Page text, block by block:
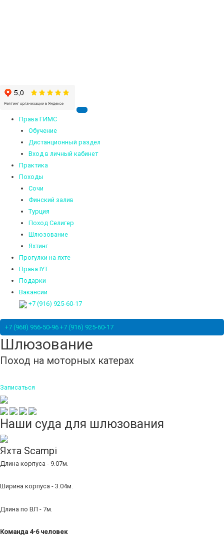
Права ГИМС
Обучение
Дистанционный раздел
Вход в личный кабинет
Практика
Походы
Сочи
Финский залив
Турция
Поход Селигер
Шлюзование
Яхтинг
Прогулки на яхте
Права IYT
Подарки
Вакансии
+7 (916) 925-60-17
+7 (968) 956-50-96 +7 (916) 925-60-17
Шлюзование
Поход на моторных катерах
Записаться
Наши суда для шлюзования
Яхта Scampi
Длина корпуса - 9.07м.
Ширина корпуса - 3.04м.
Длина по ВЛ - 7м.
Команда 4-6 человек